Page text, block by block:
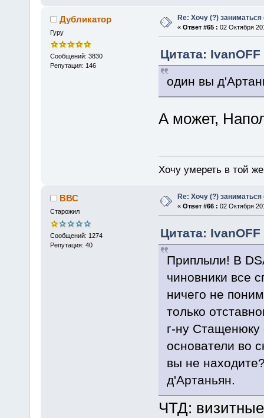
Дубликатор
Гуру
Сообщений: 3830
Репутация: 146
Re: Хочу (?)
« Ответ #65 : 02 Октября
Цитата:
один вы
А может,
Хочу умереть в той
ВВС
Старожил
Сообщений: 1274
Репутация: 40
Re: Хочу (?)
« Ответ #66 : 02 Октября
Цитата:
Приплыли! В
чиновники все
ничего не
только
г-ну Стащенюку
основатели во
вы не
д'Артаньян.
ЧТД: